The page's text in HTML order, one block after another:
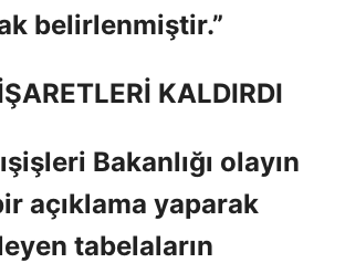
belirlenmiştir.”
KALDIRDI
Bakanlığı olayın
açıklama yaparak
tabelaların